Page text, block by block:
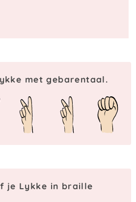
met gebarentaal.
je Lykke in braille